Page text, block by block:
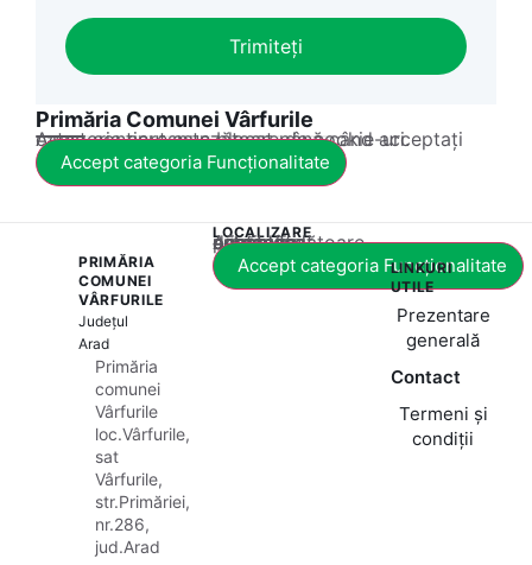
Primăria Comunei Vârfurile
Acest conținut este blocat până când acceptați categoria corespunzătoare de cookie-uri.
Accept categoria Funcționalitate
PRIMĂRIA
COMUNEI
VÂRFURILE
Județul
Arad
Primăria
comunei
Vârfurile
loc.Vârfurile,
sat
Vârfurile,
str.Primăriei,
nr.286,
jud.Arad
LOCALIZARE
Acest conținut este blocat până când acceptați categoria corespunzătoare de cookie-uri.
Accept categoria Funcționalitate
LINKURI
UTILE
Prezentare
generală
Contact
Termeni și
condiții